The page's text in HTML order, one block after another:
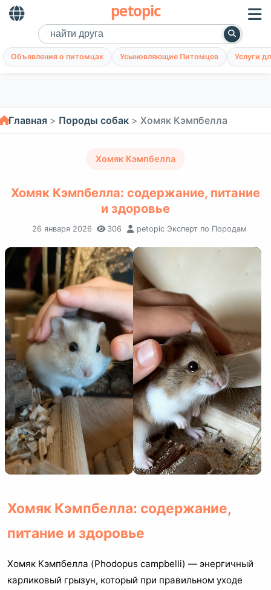
petopic
Объявления о питомцах Усыновляющие Питомцев Услуги
Главная Породы собак Хомяк Кэмпбелла
Хомяк Кэмпбелла
Хомяк Кэмпбелла: содержание, питание
и здоровье
26 января 2026 306 petopic Эксперт по Породам
Хомяк Кэмпбелла: содержание,
питание и здоровье
Хомяк Кэмпбелла (Phodopus campbelli) — энергичный
карликовый грызун, который при правильном уходе